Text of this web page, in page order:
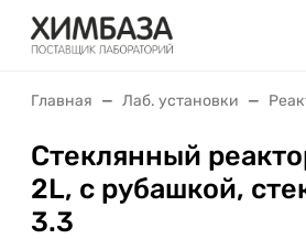
Главная Лаб. установки
Стеклянный
2L, с рубашкой,
3.3